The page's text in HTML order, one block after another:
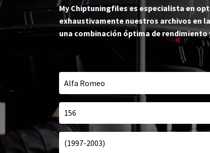
My Chiptuningfiles es especialista en
exhaustivamente nuestros archivos en
una combinación óptima de